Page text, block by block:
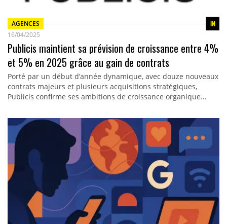
AGENCES
16/04/2025
Publicis maintient sa prévision de croissance entre 4%
et 5% en 2025 grâce au gain de contrats
Porté par un début d’année dynamique, avec douze nouveaux
contrats majeurs et plusieurs acquisitions stratégiques,
Publicis confirme ses ambitions de croissance organique…